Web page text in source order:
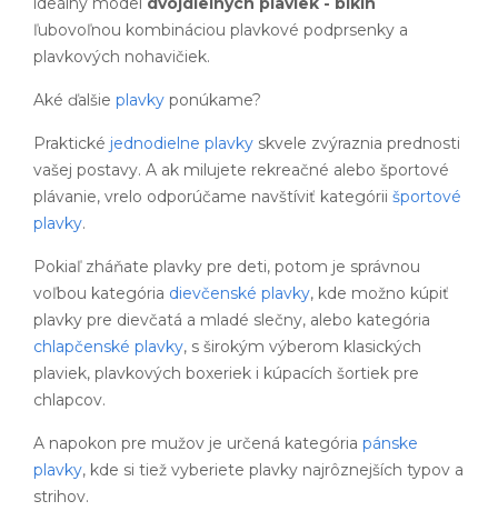
ľubovoľnou kombináciou plavkové podprsenky a
plavkových nohavičiek.
Aké ďalšie plavky ponúkame?
Praktické jednodielne plavky skvele zvýraznia prednosti
vašej postavy. A ak milujete rekreačné alebo športové
plávanie, vrelo odporúčame navštíviť kategórii športové
plavky.
Pokiaľ zháňate plavky pre deti, potom je správnou
voľbou kategória dievčenské plavky, kde možno kúpiť
plavky pre dievčatá a mladé slečny, alebo kategória
chlapčenské plavky, s širokým výberom klasických
plaviek, plavkových boxeriek i kúpacích šortiek pre
chlapcov.
A napokon pre mužov je určená kategória pánske
plavky, kde si tiež vyberiete plavky najrôznejších typov a
strihov.